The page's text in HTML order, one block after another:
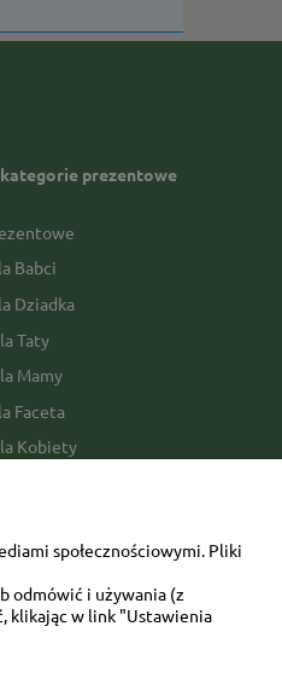
prezentowe
Babci
Dziadka
Taty
Mamy
Faceta
Kobiety
społecznościowymi. Pliki
odmówić i używania (z
klikając w link "Ustawienia